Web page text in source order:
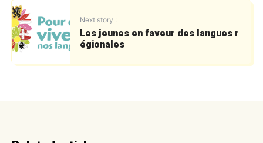
Next story :
Les jeunes en faveur des langues r
égionales